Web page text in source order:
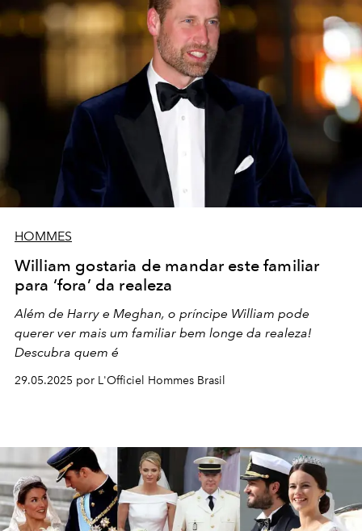
HOMMES
William gostaria de mandar este familiar
para ‘fora’ da realeza
Além de Harry e Meghan, o príncipe William pode
querer ver mais um familiar bem longe da realeza!
Descubra quem é
29.05.2025 por L'Officiel Hommes Brasil